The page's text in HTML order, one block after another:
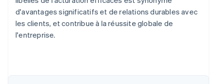
d'avantages significatifs et de relations durables avec
les clients, et contribue à la réussite globale de
l'entreprise.